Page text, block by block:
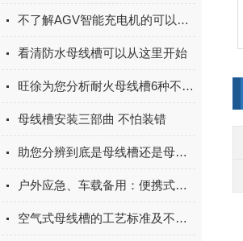
不了解AGV智能充电机的可以进来看看
看清防水母线槽可以从这里开始
旺徐为您分析耐火母线槽6种不同的制造标准
母线槽安装三部曲 不怕装错
助您分辨到底是母线槽还是母线桥？
户外应急、车载备用：便携式智能充电机的3大实用场景
空气式母线槽的工艺标准及不同部分的安装